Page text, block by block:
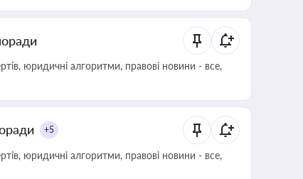
юридичні алгоритми, правові новини - все,
+5
юридичні алгоритми, правові новини - все,